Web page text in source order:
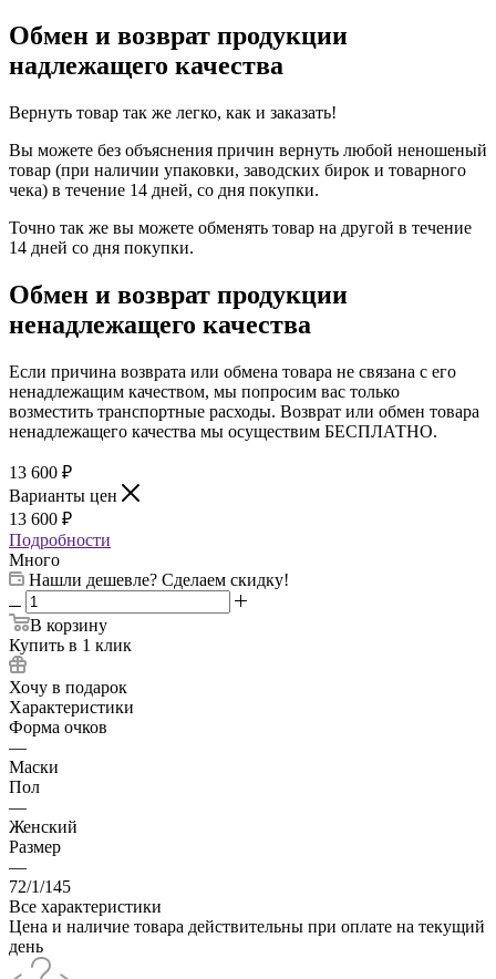
Обмен и возврат продукции
надлежащего качества
Вернуть товар так же легко, как и заказать!
Вы можете без объяснения причин вернуть любой неношеный
товар (при наличии упаковки, заводских бирок и товарного
чека) в течение 14 дней, со дня покупки.
Точно так же вы можете обменять товар на другой в течение
14 дней со дня покупки.
Обмен и возврат продукции
ненадлежащего качества
Если причина возврата или обмена товара не связана с его
ненадлежащим качеством, мы попросим вас только
возместить транспортные расходы. Возврат или обмен товара
ненадлежащего качества мы осуществим БЕСПЛАТНО.
13 600 ₽
Варианты цен
13 600 ₽
Подробности
Много
Нашли дешевле? Сделаем скидку!
В корзину
Купить в 1 клик
Хочу в подарок
Характеристики
Форма очков
—
Маски
Пол
—
Женский
Размер
—
72/1/145
Все характеристики
Цена и наличие товара действительны при оплате на текущий
день